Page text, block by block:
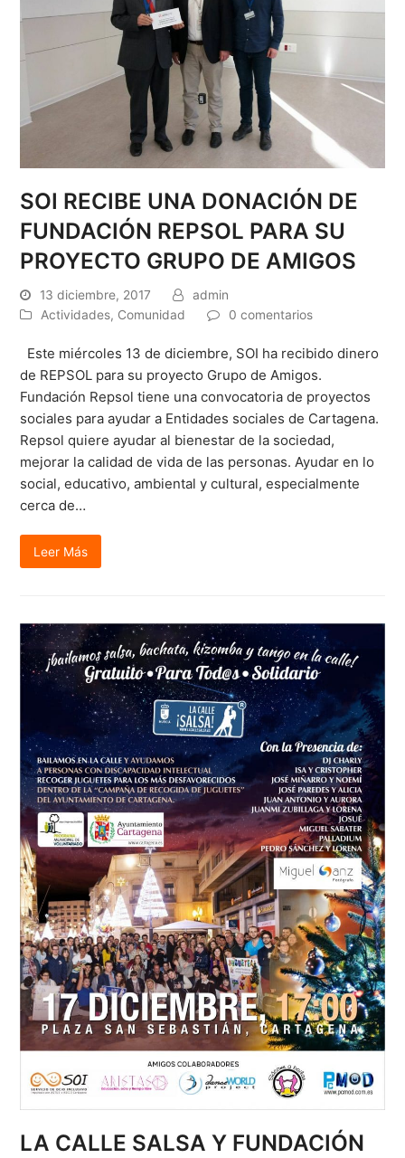
SOI RECIBE UNA DONACIÓN DE
FUNDACIÓN REPSOL PARA SU
PROYECTO GRUPO DE AMIGOS
13 diciembre, 2017
admin
Actividades, Comunidad 0 comentarios
Este miércoles 13 de diciembre, SOI ha recibido dinero
de REPSOL para su proyecto Grupo de Amigos.
Fundación Repsol tiene una convocatoria de proyectos
sociales para ayudar a Entidades sociales de Cartagena.
Repsol quiere ayudar al bienestar de la sociedad,
mejorar la calidad de vida de las personas. Ayudar en lo
social, educativo, ambiental y cultural, especialmente
cerca de…
Leer Más
LA CALLE SALSA Y FUNDACIÓN